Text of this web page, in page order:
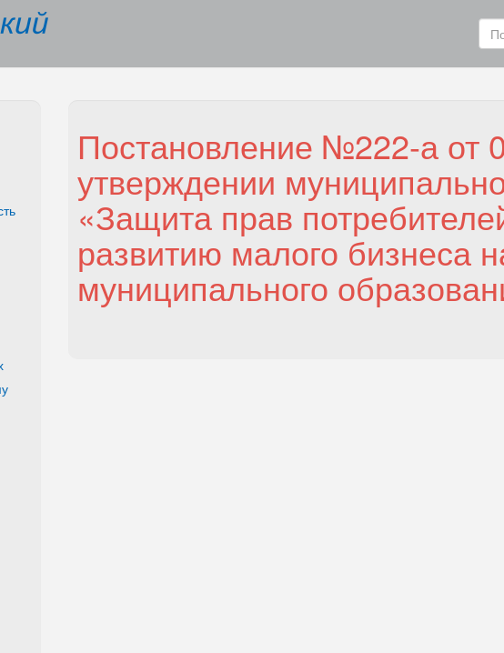
Постановление №222-а от
утверждении
«Защита прав
развитию малого бизнеса
муниципального